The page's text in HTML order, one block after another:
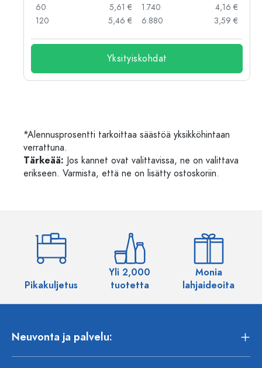
60
5,61 €
120
5,46 €
1.740
4,16 €
6.880
3,59 €
Yksityiskohdat
*Alennusprosentti tarkoittaa säästöä yksikköhintaan
verrattuna.
Tärkeää: Jos kannet ovat valittavissa, ne on valittava
erikseen. Varmista, että ne on lisätty ostoskoriin.
Pikakuljetus
Yli 2,000
tuotetta
Monia
lahjaideoita
Neuvonta ja palvelu: